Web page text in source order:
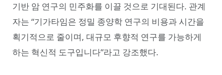
기반 암 연구의 민주화를 이끌 것으로 기대된다. 관계
자는 “기가타임은 정밀 종양학 연구의 비용과 시간을
획기적으로 줄이며, 대규모 후향적 연구를 가능하게
하는 혁신적 도구입니다”라고 강조했다.